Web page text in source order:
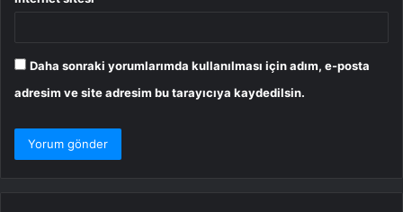
Daha sonraki yorumlarımda kullanılması için adım, e-posta
adresim ve site adresim bu tarayıcıya kaydedilsin.